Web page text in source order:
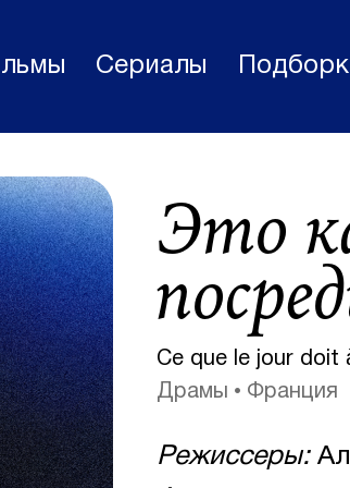
Статьи
Сериалы
Новости
Подборки
Рецензии
О нас
Авторы
Сериалы
Это
Ce que le jour doit
Драмы
Франция
Режиссеры: